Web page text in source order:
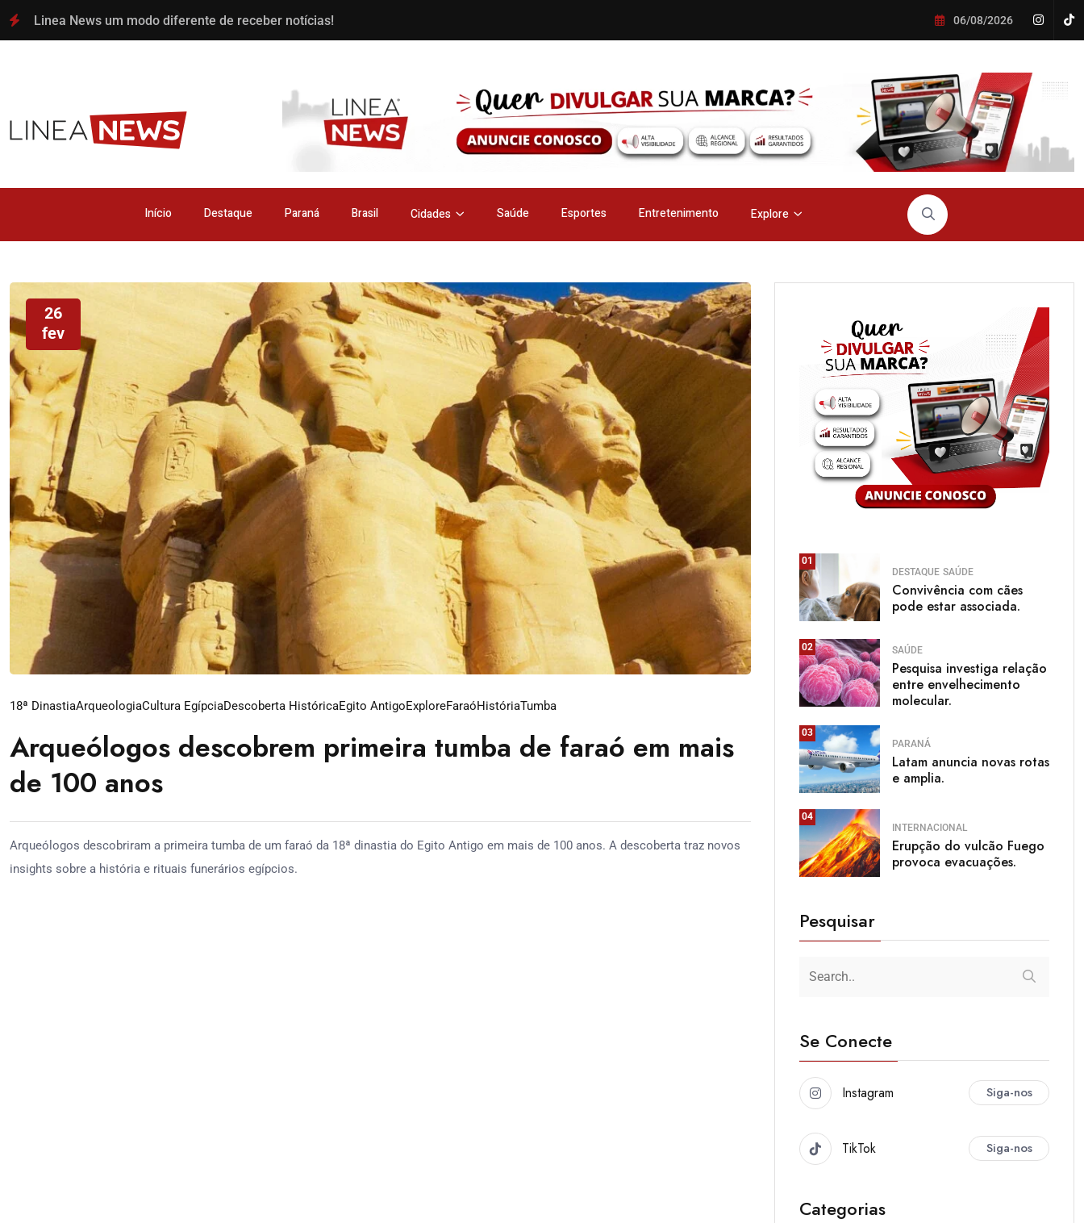
Linea News um modo diferente de receber notícias! 06/08/2026
Início Destaque Paraná Brasil Cidades Saúde Esportes Entretenimento Explore
26
fev
18ª DinastiaArqueologiaCultura EgípciaDescoberta HistóricaEgito AntigoExploreFaraóHistóriaTumba
Arqueólogos descobrem primeira tumba de faraó em mais
de 100 anos
Arqueólogos descobriram a primeira tumba de um faraó da 18ª dinastia do Egito Antigo em mais de 100 anos. A descoberta traz novos
insights sobre a história e rituais funerários egípcios.
01
DESTAQUE SAÚDE
Convivência com cães
pode estar associada.
02 SAÚDE
Pesquisa investiga relação
entre envelhecimento
molecular.
03
PARANÁ
Latam anuncia novas rotas
e amplia.
04
INTERNACIONAL
Erupção do vulcão Fuego
provoca evacuações.
Pesquisar
Se Conecte
Instagram Siga-nos
TikTok Siga-nos
Categorias